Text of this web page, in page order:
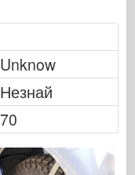
Unknow
Незнай
70